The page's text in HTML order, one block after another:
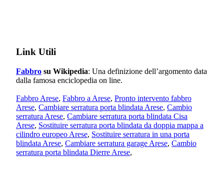
Link Utili
Fabbro su Wikipedia: Una definizione dell’argomento data
dalla famosa enciclopedia on line.
Fabbro Arese, Fabbro a Arese, Pronto intervento fabbro
Arese, Cambiare serratura porta blindata Arese, Cambio
serratura Arese, Cambiare serratura porta blindata Cisa
Arese, Sostituire serratura porta blindata da doppia mappa a
cilindro europeo Arese, Sostituire serratura in una porta
blindata Arese, Cambiare serratura garage Arese, Cambio
serratura porta blindata Dierre Arese,